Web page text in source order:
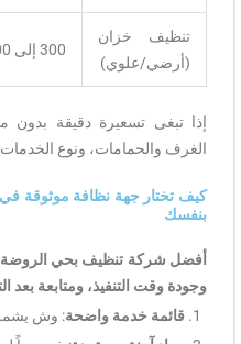
تنظيف خزان
(أرضي/علوي)
300 إلى 800
إذا تبغى تسعيرة دقيقة
الغرف والحمامات، ونوع الخدمات
بنفسك
أفضل شركة تنظيف بحي الروضة
وجودة وقت التنفيذ، ومتابعة بعد
قائمة خدمة واضحة: وش يشمل